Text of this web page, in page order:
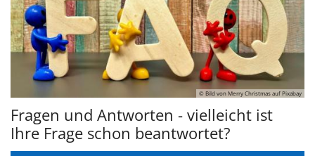
© Bild von Merry Christmas auf Pixabay
Fragen und Antworten - vielleicht ist
Ihre Frage schon beantwortet?